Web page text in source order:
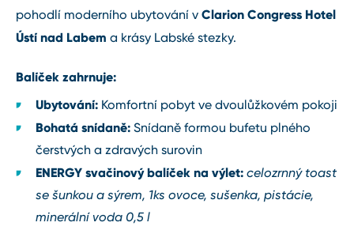
pohodlí moderního ubytování v Clarion Congress Hotel
Ústí nad Labem a krásy Labské stezky.
Balíček zahrnuje:
Ubytování: Komfortní pobyt ve dvoulůžkovém pokoji
Bohatá snídaně: Snídaně formou bufetu plného
čerstvých a zdravých surovin
ENERGY svačinový balíček na výlet: celozrnný toast
se šunkou a sýrem, 1ks ovoce, sušenka, pistácie,
minerální voda 0,5 l